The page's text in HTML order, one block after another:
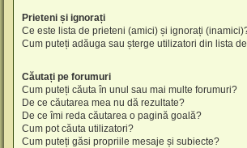
Prieteni și ignorați
Ce este lista de prieteni (amici) și ignorați
Cum puteți adăuga sau șterge utilizatori din lista
Căutați pe forumuri
Cum puteți căuta în unul sau mai multe forumuri?
De ce căutarea mea nu dă rezultate?
De ce îmi reda căutarea o pagină goală?
Cum pot căuta utilizatori?
Cum puteți găsi propriile mesaje și subiecte?